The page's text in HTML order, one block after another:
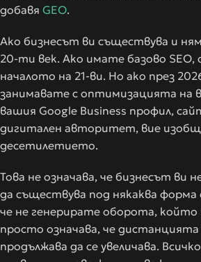
добавя GEO.
Ако бизнесът ви съществува и
20-ти век. Ако имате базово SEO,
началото на 21-ви. Но ако през
занимавате с оптимизацията на
вашия Google Business профил,
дигитален авторитет, вие
десетилетието.
Това не означава, че бизнесът ви
да съществува под някаква форма
че не генерирате оборота,
просто означава, че дистанцията
продължава да се увеличава.